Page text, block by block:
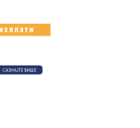
dostigla 38
za sagorevanje